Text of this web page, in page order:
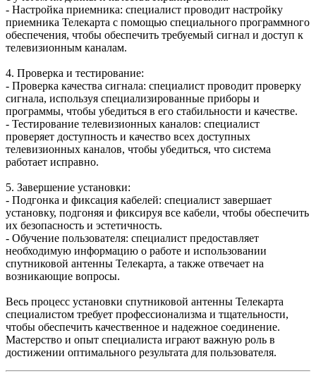
- Настройка приемника: специалист проводит настройку
приемника Телекарта с помощью специального программного
обеспечения, чтобы обеспечить требуемый сигнал и доступ к
телевизионным каналам.
4. Проверка и тестирование:
- Проверка качества сигнала: специалист проводит проверку
сигнала, используя специализированные приборы и
программы, чтобы убедиться в его стабильности и качестве.
- Тестирование телевизионных каналов: специалист
проверяет доступность и качество всех доступных
телевизионных каналов, чтобы убедиться, что система
работает исправно.
5. Завершение установки:
- Подгонка и фиксация кабелей: специалист завершает
установку, подгоняя и фиксируя все кабели, чтобы обеспечить
их безопасность и эстетичность.
- Обучение пользователя: специалист предоставляет
необходимую информацию о работе и использовании
спутниковой антенны Телекарта, а также отвечает на
возникающие вопросы.
Весь процесс установки спутниковой антенны Телекарта
специалистом требует профессионализма и тщательности,
чтобы обеспечить качественное и надежное соединение.
Мастерство и опыт специалиста играют важную роль в
достижении оптимального результата для пользователя.